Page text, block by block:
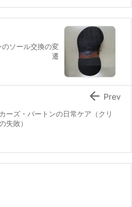
のソール交換の変
遷
ーズ・バートンの日常ケア（クリ
失敗）
 Prev